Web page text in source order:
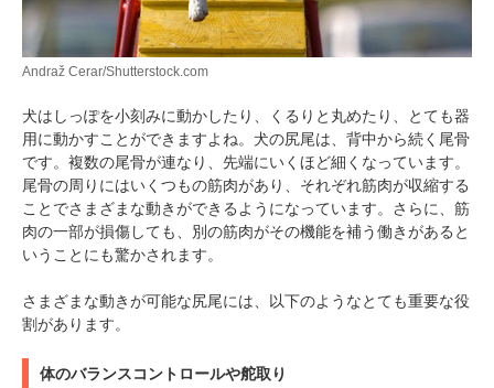
Andraž Cerar/Shutterstock.com
犬はしっぽを小刻みに動かしたり、くるりと丸めたり、とても器
用に動かすことができますよね。犬の尻尾は、背中から続く尾骨
です。複数の尾骨が連なり、先端にいくほど細くなっています。
尾骨の周りにはいくつもの筋肉があり、それぞれ筋肉が収縮する
ことでさまざまな動きができるようになっています。さらに、筋
肉の一部が損傷しても、別の筋肉がその機能を補う働きがあると
いうことにも驚かされます。
さまざまな動きが可能な尻尾には、以下のようなとても重要な役
割があります。
体のバランスコントロールや舵取り